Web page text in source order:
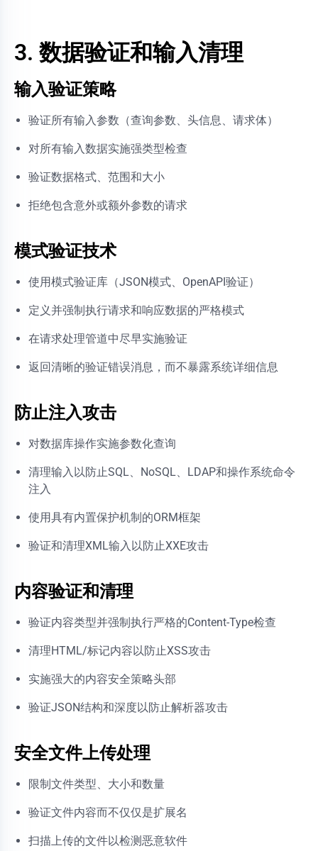
3. 数据验证和输入清理
输入验证策略
验证所有输入参数（查询参数、头信息、请求体）
对所有输入数据实施强类型检查
验证数据格式、范围和大小
拒绝包含意外或额外参数的请求
模式验证技术
使用模式验证库（JSON模式、OpenAPI验证）
定义并强制执行请求和响应数据的严格模式
在请求处理管道中尽早实施验证
返回清晰的验证错误消息，而不暴露系统详细信息
防止注入攻击
对数据库操作实施参数化查询
清理输入以防止SQL、NoSQL、LDAP和操作系统命令
注入
使用具有内置保护机制的ORM框架
验证和清理XML输入以防止XXE攻击
内容验证和清理
验证内容类型并强制执行严格的Content-Type检查
清理HTML/标记内容以防止XSS攻击
实施强大的内容安全策略头部
验证JSON结构和深度以防止解析器攻击
安全文件上传处理
限制文件类型、大小和数量
验证文件内容而不仅仅是扩展名
扫描上传的文件以检测恶意软件